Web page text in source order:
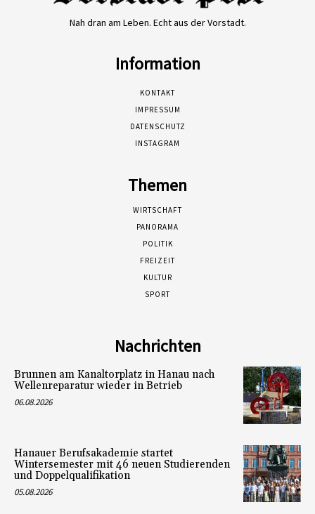
Nah dran am Leben. Echt aus der Vorstadt.
Information
KONTAKT
IMPRESSUM
DATENSCHUTZ
INSTAGRAM
Themen
WIRTSCHAFT
PANORAMA
POLITIK
FREIZEIT
KULTUR
SPORT
Nachrichten
Brunnen am Kanaltorplatz in Hanau nach
Wellenreparatur wieder in Betrieb
06.08.2026
Hanauer Berufsakademie startet
Wintersemester mit 46 neuen Studierenden
und Doppelqualifikation
05.08.2026